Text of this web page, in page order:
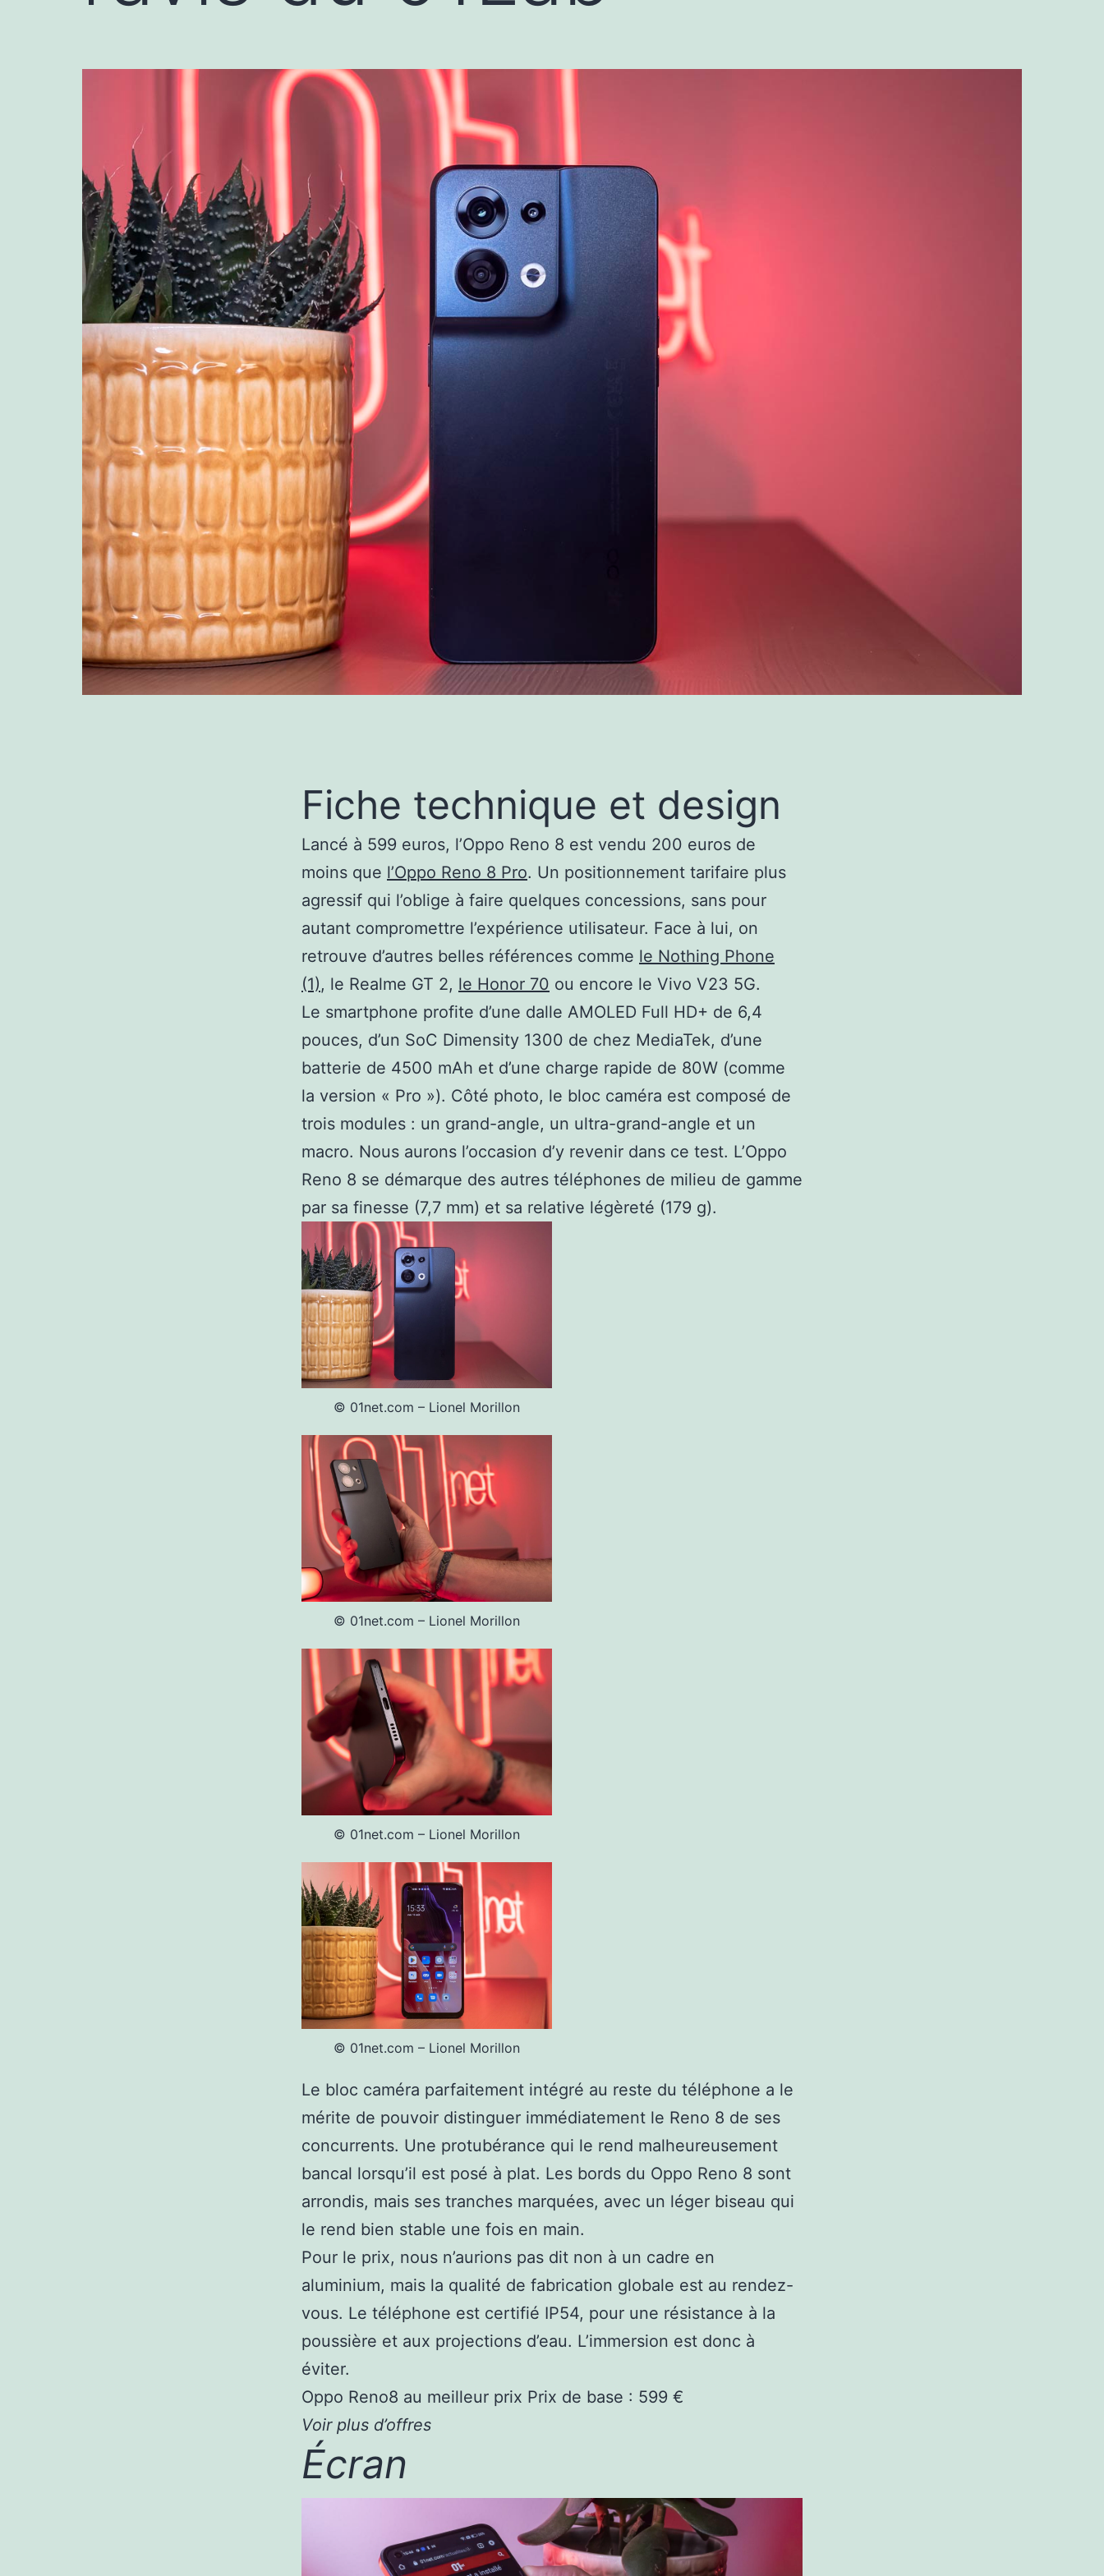
Fiche technique et design
Lancé à 599 euros, l’Oppo Reno 8 est vendu 200 euros de
moins que l’Oppo Reno 8 Pro. Un positionnement tarifaire plus
agressif qui l’oblige à faire quelques concessions, sans pour
autant compromettre l’expérience utilisateur. Face à lui, on
retrouve d’autres belles références comme le Nothing Phone
(1), le Realme GT 2, le Honor 70 ou encore le Vivo V23 5G.
Le smartphone profite d’une dalle AMOLED Full HD+ de 6,4
pouces, d’un SoC Dimensity 1300 de chez MediaTek, d’une
batterie de 4500 mAh et d’une charge rapide de 80W (comme
la version « Pro »). Côté photo, le bloc caméra est composé de
trois modules : un grand-angle, un ultra-grand-angle et un
macro. Nous aurons l’occasion d’y revenir dans ce test. L’Oppo
Reno 8 se démarque des autres téléphones de milieu de gamme
par sa finesse (7,7 mm) et sa relative légèreté (179 g).
© 01net.com – Lionel Morillon
© 01net.com – Lionel Morillon
© 01net.com – Lionel Morillon
© 01net.com – Lionel Morillon
Le bloc caméra parfaitement intégré au reste du téléphone a le
mérite de pouvoir distinguer immédiatement le Reno 8 de ses
concurrents. Une protubérance qui le rend malheureusement
bancal lorsqu’il est posé à plat. Les bords du Oppo Reno 8 sont
arrondis, mais ses tranches marquées, avec un léger biseau qui
le rend bien stable une fois en main.
Pour le prix, nous n’aurions pas dit non à un cadre en
aluminium, mais la qualité de fabrication globale est au rendez-
vous. Le téléphone est certifié IP54, pour une résistance à la
poussière et aux projections d’eau. L’immersion est donc à
éviter.
Oppo Reno8 au meilleur prix Prix de base : 599 €
Voir plus d’offres
Écran